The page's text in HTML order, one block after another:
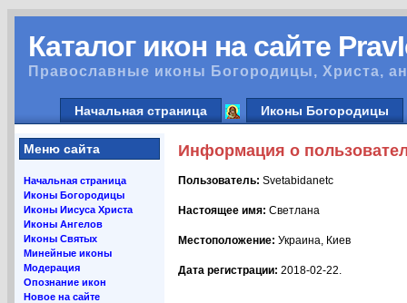
Каталог икон на сайте
Православные иконы Богородицы, Христа,
Начальная страница Иконы Богородицы
Меню сайта
Начальная страница
Иконы Богородицы
Иконы Иисуса Христа
Иконы Ангелов
Иконы Святых
Минейные иконы
Модерация
Опознание икон
Новое на сайте
Информация о
Пользователь: Svetabidanetc
Настоящее имя: Светлана
Местоположение: Украина, Киев
Дата регистрации: 2018-02-22.